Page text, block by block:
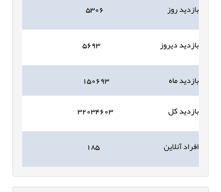
بازدید روز ۵۳۰۶
بازدید دیروز ۵۶۹۳
بازدید ماه
۱۵۰۶۹۳
بازدید کل
۳۲۰۳۴۶۰۳
افراد آنلاین ۱۸۵